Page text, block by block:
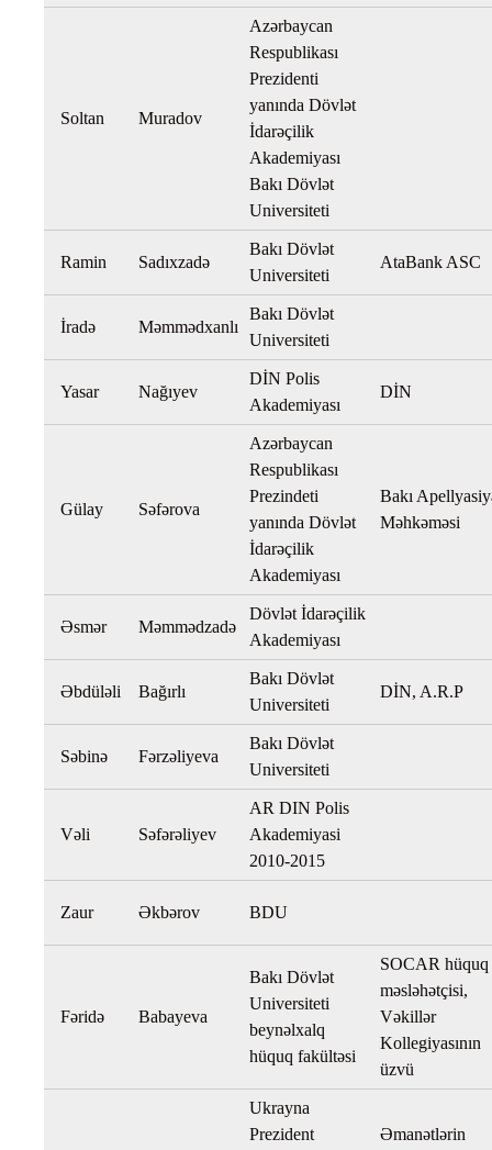
Soltan Muradov
Azərbaycan
Respublikası
Prezidenti
yanında Dövlət
İdarəçilik
Akademiyası
Bakı Dövlət
Universiteti
Ramin Sadıxzadə
Bakı Dövlət
Universiteti
AtaBank ASC
İradə Məmmədxanlı
Bakı Dövlət
Universiteti
Yasar Nağıyev
DİN Polis
Akademiyası
DİN
Gülay Səfərova
Azərbaycan
Respublikası
Prezindeti
yanında Dövlət
İdarəçilik
Akademiyası
Bakı
Məhkəməsi
Əsmər Məmmədzadə
Dövlət İdarəçilik
Akademiyası
Əbdüləli Bağırlı
Bakı Dövlət
Universiteti
DİN, A.R.P
Səbinə Fərzəliyeva
Bakı Dövlət
Universiteti
Vəli Səfərəliyev
AR DIN Polis
Akademiyasi
2010-2015
Zaur Əkbərov BDU
Fəridə Babayeva
Bakı Dövlət
Universiteti
beynəlxalq
hüquq fakültəsi
SOCAR hüquq
məsləhətçisi,
Vəkillər
Kollegiyasının
üzvü
Ukrayna
Prezident
Əmanətlərin